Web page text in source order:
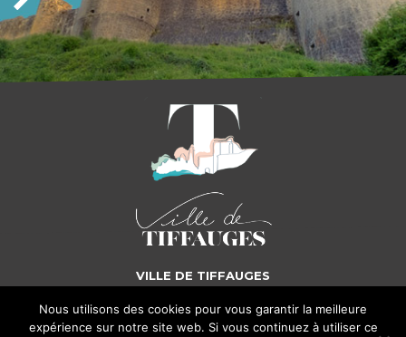
VILLE DE TIFFAUGES
5, place Gilles de Rais - 85130 TIFFAUGES
Tél. : 02 51 65 72 25
Nous utilisons des cookies pour vous garantir la meilleure
expérience sur notre site web. Si vous continuez à utiliser ce